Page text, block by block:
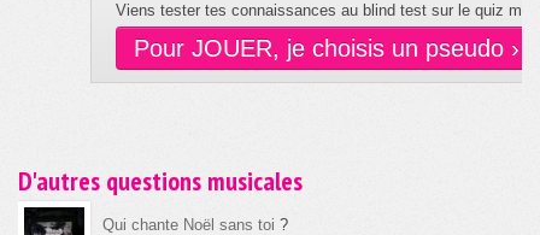
Viens tester tes connaissances au blind test sur le quiz
Pour JOUER, je choisis un pseudo ›
D'autres questions musicales
Qui chante Noël sans toi ?